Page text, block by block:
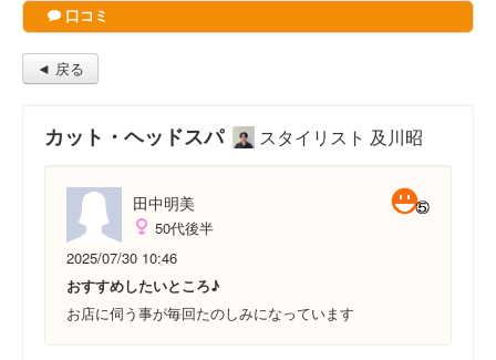
口コミ
◄ 戻る
カット・ヘッドスパ スタイリスト 及川昭
田中明美
50代後半
2025/07/30 10:46
おすすめしたいところ♪
お店に伺う事が毎回たのしみになっています